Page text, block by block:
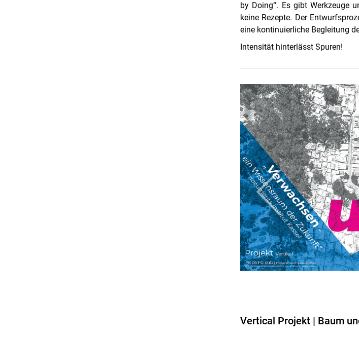
by Doing“. Es gibt Werkzeuge
keine Rezepte. Der
eine kontinuierliche Begleitung
Intensität hinterlässt Spuren!
zurück
Vertical Projekt | Baum